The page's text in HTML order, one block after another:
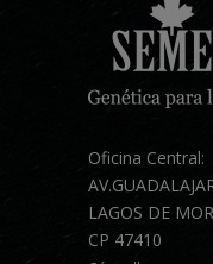
Oficina Central:
LAGOS DE
CP 47410